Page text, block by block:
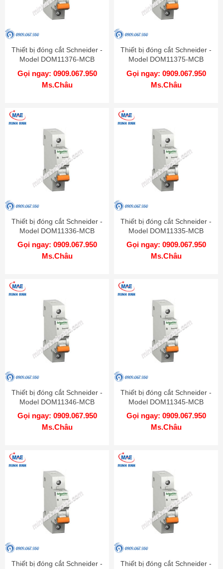
Thiết bị đóng cắt Schneider -
Model DOM11376-MCB
Gọi ngay: 0909.067.950
Ms.Châu
Thiết bị đóng cắt Schneider -
Model DOM11375-MCB
Gọi ngay: 0909.067.950
Ms.Châu
Thiết bị đóng cắt Schneider -
Model DOM11336-MCB
Gọi ngay: 0909.067.950
Ms.Châu
Thiết bị đóng cắt Schneider -
Model DOM11335-MCB
Gọi ngay: 0909.067.950
Ms.Châu
Thiết bị đóng cắt Schneider -
Model DOM11346-MCB
Gọi ngay: 0909.067.950
Ms.Châu
Thiết bị đóng cắt Schneider -
Model DOM11345-MCB
Gọi ngay: 0909.067.950
Ms.Châu
Thiết bị đóng cắt Schneider -
Thiết bị đóng cắt Schneider -